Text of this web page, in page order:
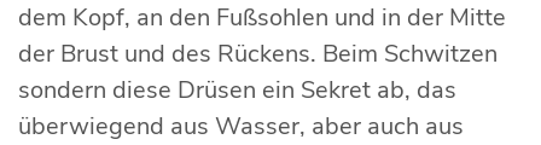
dem Kopf, an den Fußsohlen und in der Mitte
der Brust und des Rückens. Beim Schwitzen
sondern diese Drüsen ein Sekret ab, das
überwiegend aus Wasser, aber auch aus